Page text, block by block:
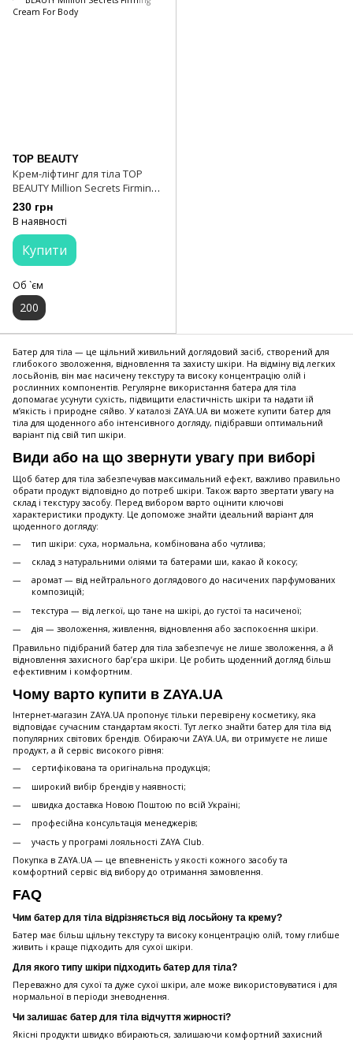
TOP BEAUTY
Крем-ліфтинг для тіла TOP
BEAUTY Million Secrets Firming
Cream For Body
230 грн
В наявності
Купити
Об `єм
200
Батер для тіла — це щільний живильний доглядовий засіб, створений для
глибокого зволоження, відновлення та захисту шкіри. На відміну від легких
лосьйонів, він має насичену текстуру та високу концентрацію олій і
рослинних компонентів. Регулярне використання батера для тіла
допомагає усунути сухість, підвищити еластичність шкіри та надати їй
м’якість і природне сяйво. У каталозі ZAYA.UA ви можете купити батер для
тіла для щоденного або інтенсивного догляду, підібравши оптимальний
варіант під свій тип шкіри.
Види або на що звернути увагу при виборі
Щоб батер для тіла забезпечував максимальний ефект, важливо правильно
обрати продукт відповідно до потреб шкіри. Також варто звертати увагу на
склад і текстуру засобу. Перед вибором варто оцінити ключові
характеристики продукту. Це допоможе знайти ідеальний варіант для
щоденного догляду:
тип шкіри: суха, нормальна, комбінована або чутлива;
склад з натуральними оліями та батерами ши, какао й кокосу;
аромат — від нейтрального доглядового до насичених парфумованих
композицій;
текстура — від легкої, що тане на шкірі, до густої та насиченої;
дія — зволоження, живлення, відновлення або заспокоєння шкіри.
Правильно підібраний батер для тіла забезпечує не лише зволоження, а й
відновлення захисного бар’єра шкіри. Це робить щоденний догляд більш
ефективним і комфортним.
Чому варто купити в ZAYA.UA
Інтернет-магазин ZAYA.UA пропонує тільки перевірену косметику, яка
відповідає сучасним стандартам якості. Тут легко знайти батер для тіла від
популярних світових брендів. Обираючи ZAYA.UA, ви отримуєте не лише
продукт, а й сервіс високого рівня:
сертифікована та оригінальна продукція;
широкий вибір брендів у наявності;
швидка доставка Новою Поштою по всій Україні;
професійна консультація менеджерів;
участь у програмі лояльності ZAYA Club.
Покупка в ZAYA.UA — це впевненість у якості кожного засобу та
комфортний сервіс від вибору до отримання замовлення.
FAQ
Чим батер для тіла відрізняється від лосьйону та крему?
Батер має більш щільну текстуру та високу концентрацію олій, тому глибше
живить і краще підходить для сухої шкіри.
Для якого типу шкіри підходить батер для тіла?
Переважно для сухої та дуже сухої шкіри, але може використовуватися і для
нормальної в періоди зневоднення.
Чи залишає батер для тіла відчуття жирності?
Якісні продукти швидко вбираються, залишаючи комфортний захисний